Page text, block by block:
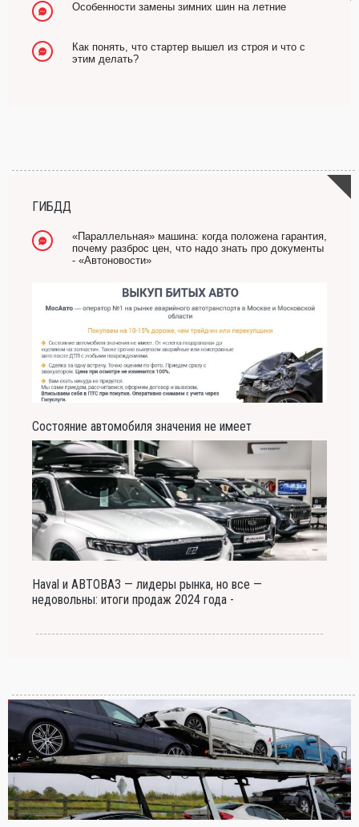
Особенности замены зимних шин на летние
Как понять, что стартер вышел из строя и что с
этим делать?
ГИБДД
«Параллельная» машина: когда положена гарантия,
почему разброс цен, что надо знать про документы
- «Автоновости»
Состояние автомобиля значения не имеет
Haval и АВТОВАЗ — лидеры рынка, но все —
недовольны: итоги продаж 2024 года -